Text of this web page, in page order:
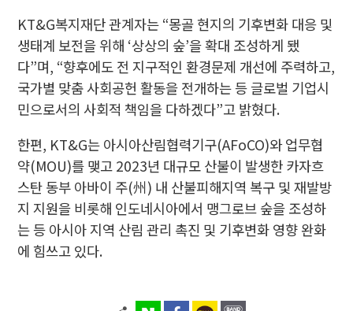
KT&G복지재단 관계자는 “몽골 현지의 기후변화 대응 및
생태계 보전을 위해 ‘상상의 숲’을 확대 조성하게 됐
다”며, “향후에도 전 지구적인 환경문제 개선에 주력하고,
국가별 맞춤 사회공헌 활동을 전개하는 등 글로벌 기업시
민으로서의 사회적 책임을 다하겠다”고 밝혔다.
한편, KT&G는 아시아산림협력기구(AFoCO)와 업무협
약(MOU)를 맺고 2023년 대규모 산불이 발생한 카자흐
스탄 동부 아바이 주(州) 내 산불피해지역 복구 및 재발방
지 지원을 비롯해 인도네시아에서 맹그로브 숲을 조성하
는 등 아시아 지역 산림 관리 촉진 및 기후변화 영향 완화
에 힘쓰고 있다.